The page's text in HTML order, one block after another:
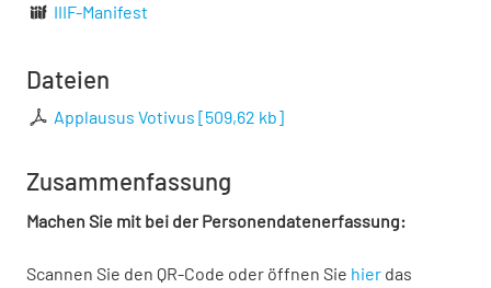
IIIF-Manifest
Dateien
Applausus Votivus [509,62 kb]
Zusammenfassung
Machen Sie mit bei der Personendatenerfassung:
Scannen Sie den QR-Code oder öffnen Sie hier das